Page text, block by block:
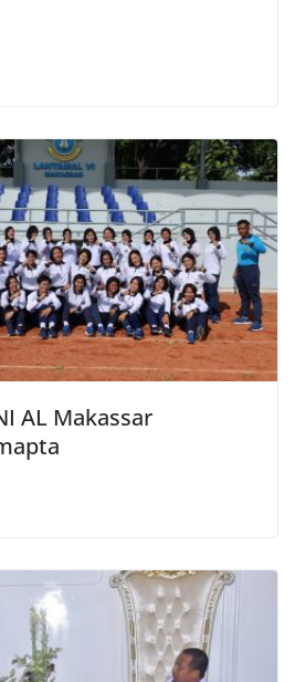
AL Makassar